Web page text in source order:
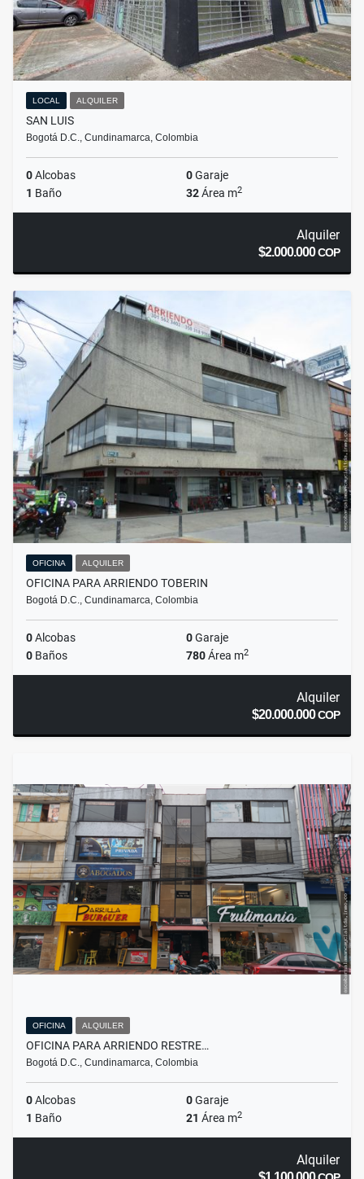
LOCAL ALQUILER
SAN LUIS
Bogotá D.C., Cundinamarca, Colombia
0Alcobas 0Garaje
1 Baño 32Área m2
Alquiler
$2.000.000COP
OFICINA ALQUILER
OFICINA PARA ARRIENDO TOBERIN
Bogotá D.C., Cundinamarca, Colombia
0Alcobas 0Garaje
0 Baños 780Área m2
Alquiler
$20.000.000COP
OFICINA ALQUILER
OFICINA PARA ARRIENDO RESTRE…
Bogotá D.C., Cundinamarca, Colombia
0Alcobas 0Garaje
1 Baño 21 Área m2
Alquiler